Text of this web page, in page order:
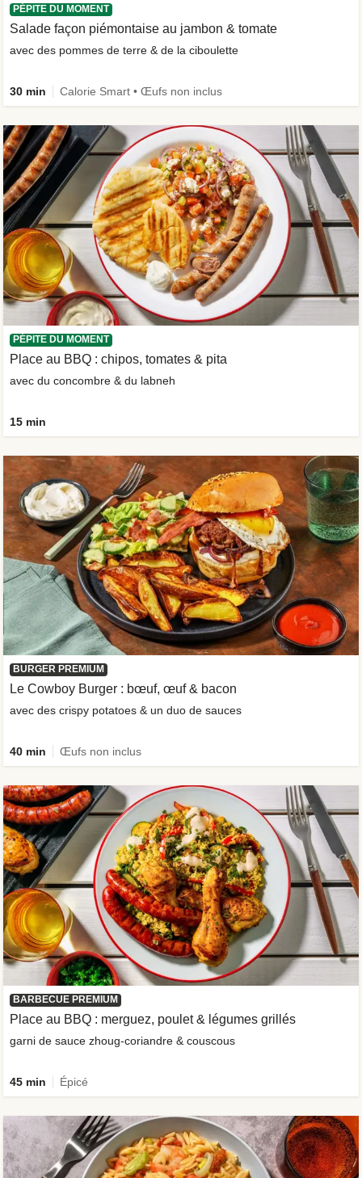
PÉPITE DU MOMENT
Salade façon piémontaise au jambon & tomate
avec des pommes de terre & de la ciboulette
30 min Calorie Smart • Œufs non inclus
PÉPITE DU MOMENT
Place au BBQ : chipos, tomates & pita
avec du concombre & du labneh
15 min
BURGER PREMIUM
Le Cowboy Burger : bœuf, œuf & bacon
avec des crispy potatoes & un duo de sauces
40 min Œufs non inclus
BARBECUE PREMIUM
Place au BBQ : merguez, poulet & légumes grillés
garni de sauce zhoug-coriandre & couscous
45 min Épicé